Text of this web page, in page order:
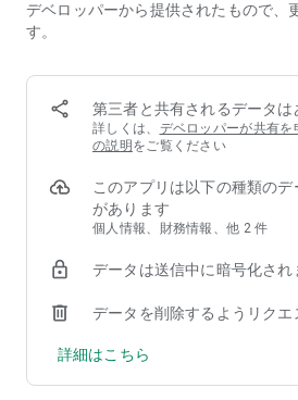
■ご利用いただける方
みずほWalletでご利用いただける各支
留意ください。
【Mizuho Suica】
日本国内在住で満13歳以上、みずほ銀
ちの個人のお客さま
【デビットカード（みずほJCBデビッ
日本国内在住で満15歳以上（中学生を
通預金口座をお持ちの個人のお客さま
【J-Coin Pay】
本アプリのダウンロード、登録、決済
無料です。
デベロッパーから提供されたもので、
す。
第三者と共有されるデータは
詳しくは、 デベロッパーが共有を
の説明 をご覧ください
このアプリは以下の種類のデ
があります
個人情報、財務情報、他 2 件
データは送信中に暗号化され
データを削除するようリクエ
詳細はこちら